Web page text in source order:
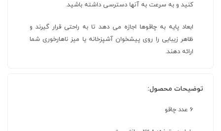
کنید و به سرعت به آنها دسترسی داشته باشید.
ابعاد پایه به چاقوها اجازه می دهد تا به راحتی قرار گیرند و
ظاهر زیبایی را روی پیشخوان آشپزخانه یا میز ناهارخوری شما
ارائه دهند.
توضیحات محصول:
6 عدد چاقو